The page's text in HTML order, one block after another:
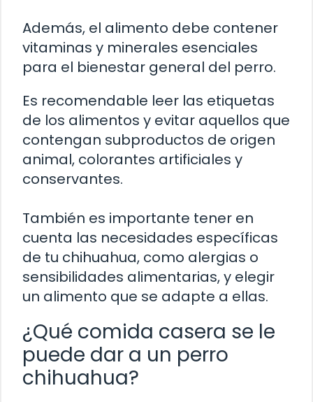
Además, el alimento debe contener
vitaminas y minerales esenciales
para el bienestar general del perro.
Es recomendable leer las etiquetas
de los alimentos y evitar aquellos que
contengan subproductos de origen
animal, colorantes artificiales y
conservantes.
También es importante tener en
cuenta las necesidades específicas
de tu chihuahua, como alergias o
sensibilidades alimentarias, y elegir
un alimento que se adapte a ellas.
¿Qué comida casera se le
puede dar a un perro
chihuahua?